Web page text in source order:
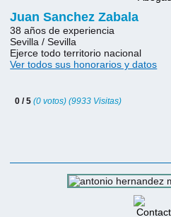
Juan Sanchez Zabala
38 años de experiencia
Sevilla / Sevilla
Ejerce todo territorio nacional
Ver todos sus honorarios y datos
0 / 5(0 votos) (9933 Visitas)